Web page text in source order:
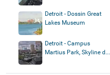
Detroit - Dossin Great
Lakes Museum
Detroit - Campus
Martius Park, Skyline d...